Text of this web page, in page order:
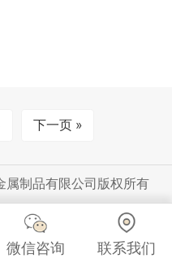
下一页 »
属制品有限公司版权所有
微信咨询 联系我们